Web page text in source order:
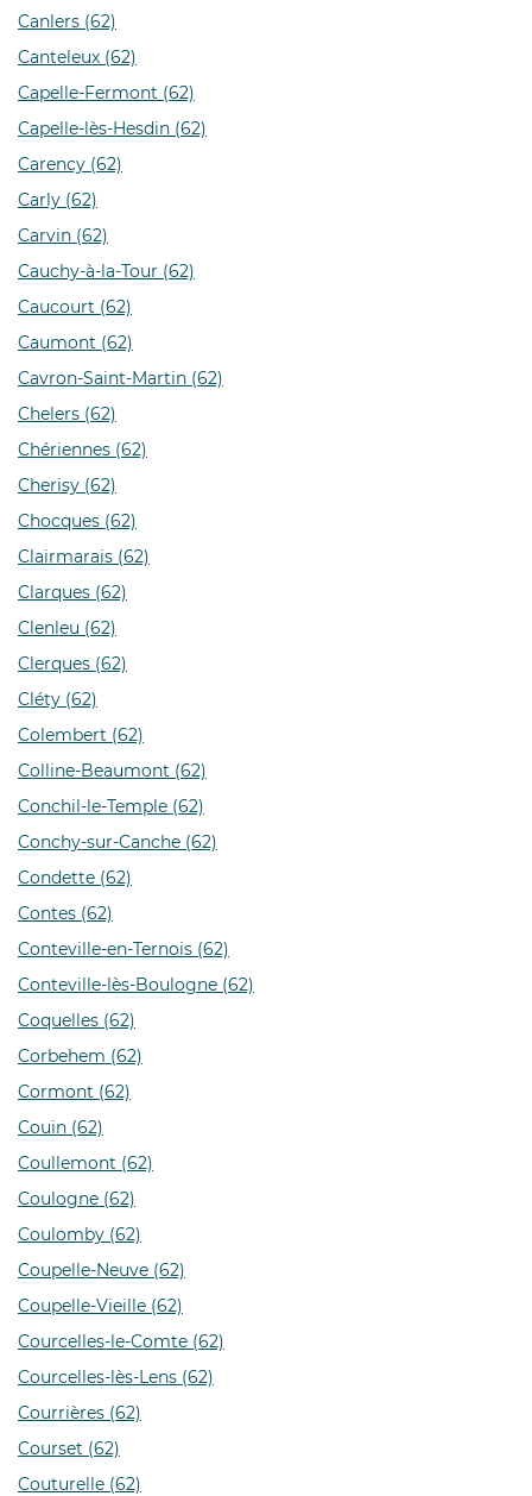
Canlers (62)
Canteleux (62)
Capelle-Fermont (62)
Capelle-lès-Hesdin (62)
Carency (62)
Carly (62)
Carvin (62)
Cauchy-à-la-Tour (62)
Caucourt (62)
Caumont (62)
Cavron-Saint-Martin (62)
Chelers (62)
Chériennes (62)
Cherisy (62)
Chocques (62)
Clairmarais (62)
Clarques (62)
Clenleu (62)
Clerques (62)
Cléty (62)
Colembert (62)
Colline-Beaumont (62)
Conchil-le-Temple (62)
Conchy-sur-Canche (62)
Condette (62)
Contes (62)
Conteville-en-Ternois (62)
Conteville-lès-Boulogne (62)
Coquelles (62)
Corbehem (62)
Cormont (62)
Couin (62)
Coullemont (62)
Coulogne (62)
Coulomby (62)
Coupelle-Neuve (62)
Coupelle-Vieille (62)
Courcelles-le-Comte (62)
Courcelles-lès-Lens (62)
Courrières (62)
Courset (62)
Couturelle (62)